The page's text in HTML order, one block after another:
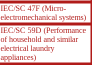
IEC/SC 47F (Micro-
electromechanical systems)
IEC/SC 59D (Performance
of household and similar
electrical laundry
appliances)